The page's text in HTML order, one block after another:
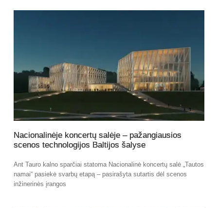
Nacionalinėje koncertų salėje – pažangiausios
scenos technologijos Baltijos šalyse
Ant Tauro kalno sparčiai statoma Nacionalinė koncertų salė „Tautos
namai“ pasiekė svarbų etapą – pasirašyta sutartis dėl scenos
inžinerinės įrangos